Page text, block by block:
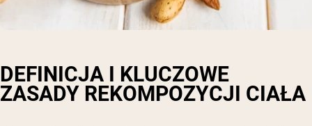
DEFINICJA I KLUCZOWE
ZASADY REKOMPOZYCJI CIAŁA